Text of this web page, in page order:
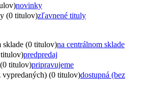
novinky
(0 titulov)zľavnené tituly
sklade (0 titulov)na centrálnom sklade
predpredaj
titulov)pripravujeme
vypredaných) (0 titulov)dostupná (bez